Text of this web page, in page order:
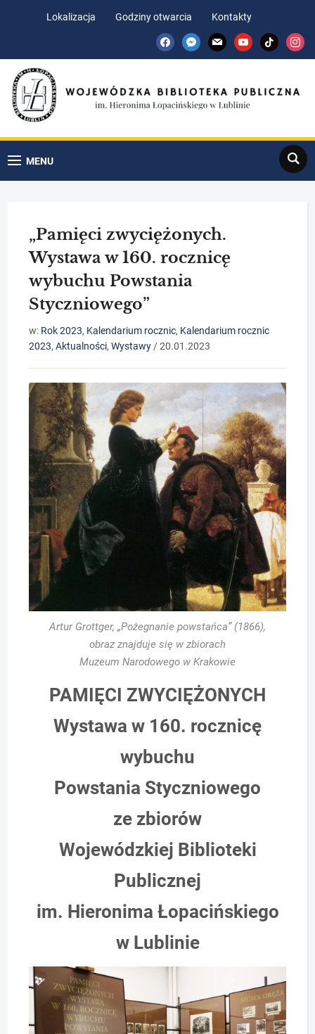
Lokalizacja Godziny otwarcia
Kontakty
facebookmessenger
mail youtubetiktok
MENU
Search
„Pamięci zwyciężonych.
Wystawa w 160. rocznicę
wybuchu Powstania
Styczniowego”
w: Rok 2023, Kalendarium rocznic, Kalendarium rocznic
2023,Aktualności,Wystawy /20.01.2023
Artur Grottger, „Pożegnanie powstańca” (1866),
obraz znajduje się w zbiorach
Muzeum Narodowego w Krakowie
PAMIĘCI ZWYCIĘŻONYCH
Wystawa w 160. rocznicę
wybuchu
Powstania Styczniowego
ze zbiorów
Wojewódzkiej Biblioteki
Publicznej
im. Hieronima Łopacińskiego
w Lublinie